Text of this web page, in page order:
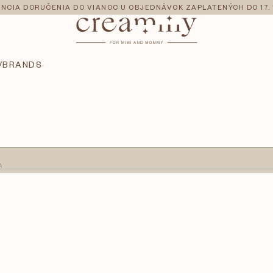
DORUČENIA DO VIANOC U OBJEDNÁVOK ZAPLATENÝCH DO 17.
BRANDS